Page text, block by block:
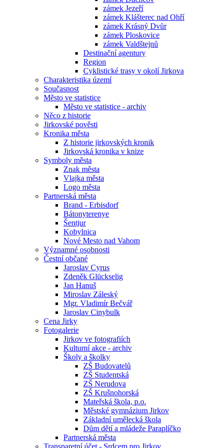
zámek Jezeří
zámek Klášterec nad Ohří
zámek Krásný Dvůr
zámek Ploskovice
zámek Valdštejnů
Destinační agentury
Region
Cyklistické trasy v okolí Jirkova
Charakteristika území
Současnost
Město ve statistice
Město ve statistice - archiv
Něco z historie
Jirkovské pověsti
Kronika města
Z historie jirkovských kronik
Jirkovská kronika v knize
Symboly města
Znak města
Vlajka města
Logo města
Partnerská města
Brand - Erbisdorf
Bátonyterenye
Šentjur
Kobylnica
Nové Mesto nad Vahom
Významné osobnosti
Čestní občané
Jaroslav Cyrus
Zdeněk Glückselig
Jan Hanuš
Miroslav Záleský
Mgr. Vladimír Bečvář
Jaroslav Cinybulk
Cena Jirky
Fotogalerie
Jirkov ve fotografiích
Kulturní akce - archiv
Školy a školky
ZŠ Budovatelů
ZŠ Studentská
ZŠ Nerudova
ZŠ Krušnohorská
Mateřská škola, p.o.
Městské gymnázium Jirkov
Základní umělecká škola
Dům dětí a mládeže Paraplíčko
Partnerská města
Transparetní účet - Srdcem pro Jirkov